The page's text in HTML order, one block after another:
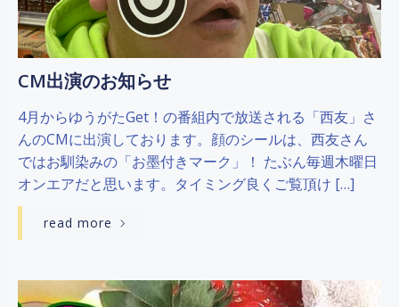
CM出演のお知らせ
4月からゆうがたGet！の番組内で放送される「西友」さ
んのCMに出演しております。顔のシールは、西友さん
ではお馴染みの「お墨付きマーク」！ たぶん毎週木曜日
オンエアだと思います。タイミング良くご覧頂け […]
read more